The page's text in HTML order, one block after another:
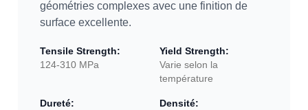
géométries complexes avec une finition de
surface excellente.
Tensile Strength:
124-310 MPa
Yield Strength:
Varie selon la
température
Dureté:
Densité: